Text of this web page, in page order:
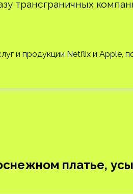
трансграничных
и продукции Netflix и Apple,
платье,